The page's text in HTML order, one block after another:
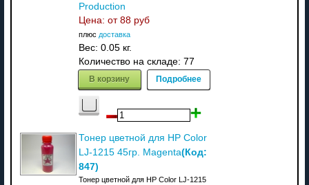
Production
Цена: от 88 руб
плюс доставка
Вес: 0.05 кг.
Количество на складе: 77
В корзину Подробнее
Тонер цветной для HP Color
LJ-1215 45гр. Magenta(Код:
847)
Тонер цветной для HP Color LJ-1215